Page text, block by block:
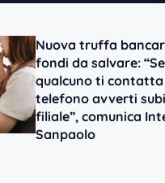
Nuova truffa
fondi da salvare: “Se
qualcuno ti
telefono avverti
filiale”, comunica
Sanpaolo